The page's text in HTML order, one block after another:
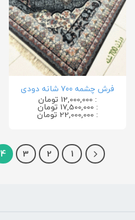
فرش چشمه ۷۰۰ شانه دودی
: 12,000,000 تومان
: 17,500,000 تومان
: 22,000,000 تومان
1
2
3
4